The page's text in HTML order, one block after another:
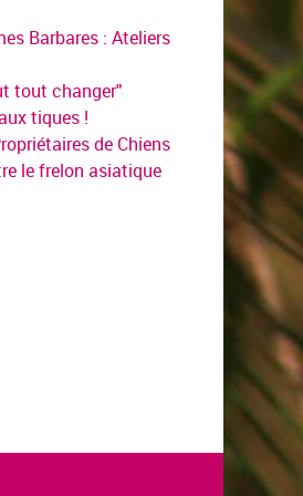
Barbares : Ateliers
tout changer"
tiques !
de Chiens
le frelon asiatique